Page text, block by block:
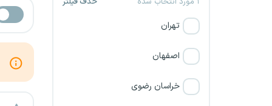
تهران
اصفهان
خراسان رضوی